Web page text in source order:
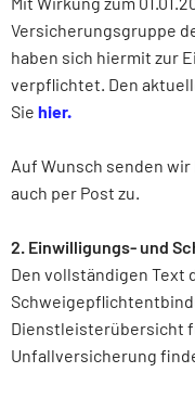
Versicherungsgruppe
haben sich hiermit zur
verpflichtet. Den
Sie hier.
Auf Wunsch senden
auch per Post zu.
2. Einwilligungs- und
Den vollständigen Text
Dienstleisterübersicht
Unfallversicherung